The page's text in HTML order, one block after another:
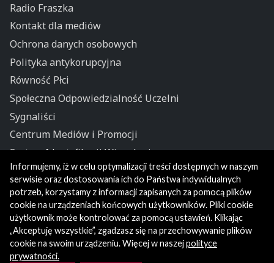
Radio Fraszka
Kontakt dla mediów
Ochrona danych osobowych
Polityka antykorupcyjna
Równość Płci
Społeczna Odpowiedzialność Uczelni
Sygnaliści
Centrum Mediów i Promocji
System Identyfikacji Wizualnej
Polityka prywatności
Informujemy, iż w celu optymalizacji treści dostępnych w naszym
serwisie oraz dostosowania ich do Państwa indywidualnych
potrzeb, korzystamy z informacji zapisanych za pomocą plików
cookie na urządzeniach końcowych użytkowników. Pliki cookie
użytkownik może kontrolować za pomocą ustawień. Klikając
„Akceptuję wszystkie”, zgadzasz się na przechowywanie plików
cookie na swoim urządzeniu. Więcej w naszejpolityce
prywatności.